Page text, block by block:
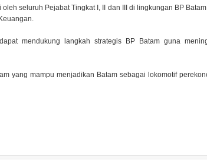
seluruh Pejabat Tingkat I, II dan III di lingkungan BP
mendukung langkah strategis BP Batam guna
yang mampu menjadikan Batam sebagai lokomotif